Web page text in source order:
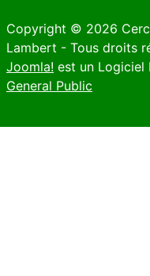
Copyright © 2026
Lambert - Tous droits
Joomla! est un Logiciel
General Public